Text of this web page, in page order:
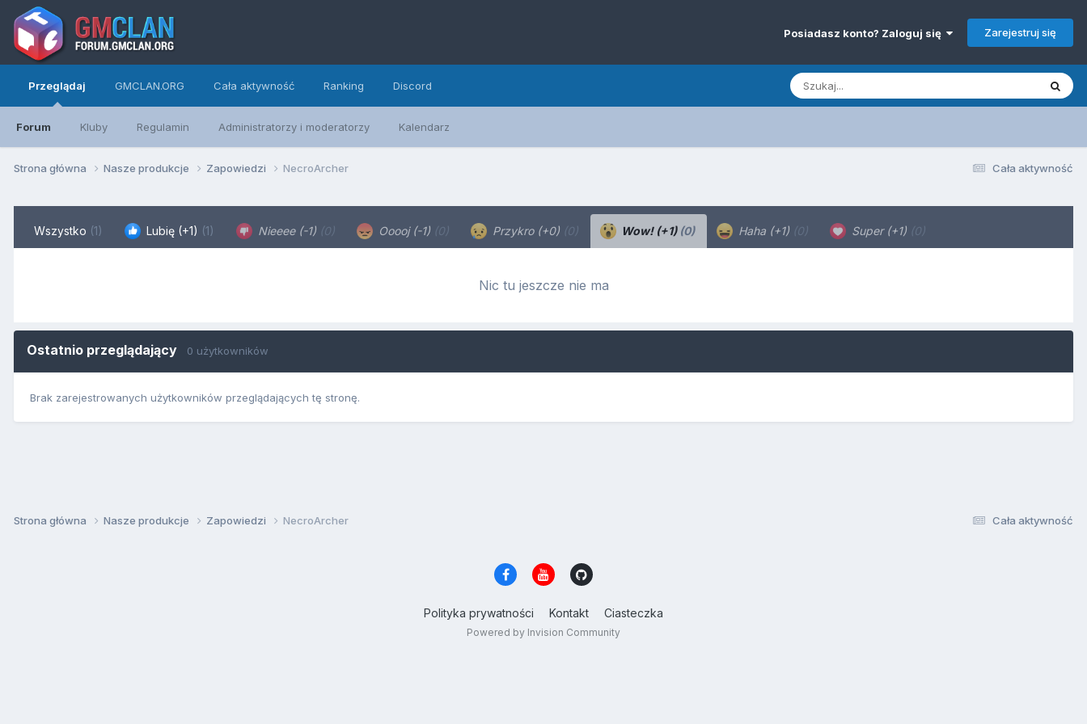
Posiadasz konto? Zaloguj się Zarejestruj się
Przeglądaj
Forum Kluby Regulamin Administratorzy i moderatorzy Kalendarz
GMCLAN.ORG Cała aktywność Ranking Discord
Cała aktywność
Strona główna Nasze produkcje Zapowiedzi NecroArcher
Wszystko (1) Lubię (+1) (1) Nieeee (-1) (0) Ooooj (-1) (0) Przykro (+0) (0) Wow! (+1) (0) Haha (+1) (0) Super (+1) (0)
Nic tu jeszcze nie ma
Ostatnio przeglądający 0 użytkowników
Brak zarejestrowanych użytkowników przeglądających tę stronę.
Cała aktywność
Strona główna Nasze produkcje Zapowiedzi NecroArcher
Polityka prywatności Kontakt Ciasteczka
Powered by Invision Community